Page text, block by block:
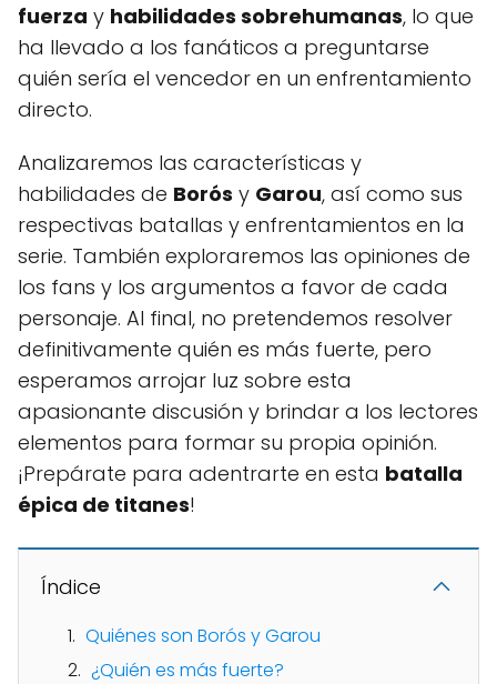
fuerza y habilidades sobrehumanas, lo que
ha llevado a los fanáticos a preguntarse
quién sería el vencedor en un enfrentamiento
directo.
Analizaremos las características y
habilidades de Borós y Garou, así como sus
respectivas batallas y enfrentamientos en la
serie. También exploraremos las opiniones de
los fans y los argumentos a favor de cada
personaje. Al final, no pretendemos resolver
definitivamente quién es más fuerte, pero
esperamos arrojar luz sobre esta
apasionante discusión y brindar a los lectores
elementos para formar su propia opinión.
¡Prepárate para adentrarte en esta batalla
épica de titanes!
Índice
Quiénes son Borós y Garou
¿Quién es más fuerte?